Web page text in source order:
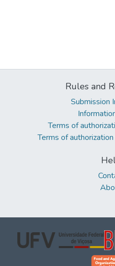
Rules and
Submission
Terms of
Terms of